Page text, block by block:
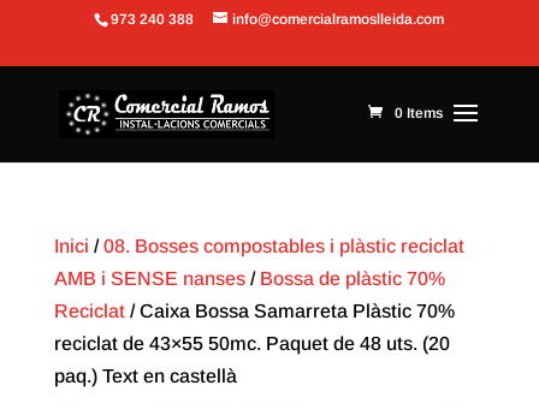
Obre la barra d'eines
973 240 388 info@comercialramoslleida.com
0 Items
Inici /08. Bosses compostables i plàstic reciclat
AMB i SENSE nanses/ Bossa de plàstic 70%
Reciclat/ Caixa Bossa Samarreta Plàstic 70%
reciclat de 43×55 50mc. Paquet de 48 uts. (20
paq.) Text en castellà